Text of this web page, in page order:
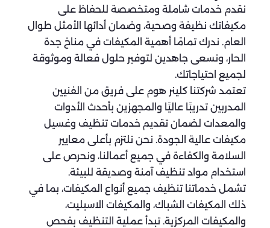
نقدم خدمات شاملة ومتخصصة للحفاظ على
مكيفاتك نظيفة وصحية، وضمان أدائها الأمثل طوال
العام. ندرك تمامًا أهمية المكيفات في مناخ جدة
الحار، ونسعى جاهدين لتوفير حلول فعالة وموثوقة
لجميع احتياجاتك.
تعتمد شركتنا كلينر هوم على فريق من الفنيين
المدربين تدريبًا عاليًا والمجهزين بأحدث الأدوات
والمعدات لضمان تقديم خدمات تنظيف وغسيل
مكيفات عالية الجودة. نحن نلتزم بأعلى معايير
السلامة والكفاءة في جميع أعمالنا، ونحرص على
استخدام مواد تنظيف آمنة وصديقة للبيئة.
تشمل خدماتنا تنظيف جميع أنواع المكيفات، بما في
ذلك المكيفات الشباك، والمكيفات الاسبليت،
والمكيفات المركزية. تبدأ عملية التنظيف بفحص